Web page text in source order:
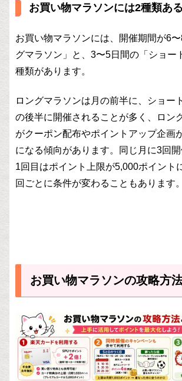
お買い物マラソンには2種類ある
お買い物マラソンには、開催期間が6
グマラソン」と、3〜5日間の「ショー
種類があります。
ロングマラソンは月の前半に、ショー
の後半に開催されることが多く、ロン
がクーポン配布やポイントアップ企画
になる傾向があります。同じ月に3回開
1回目はポイント上限が5,000ポイント
回ごとに条件が変わることもあります。
お買い物マラソンの攻略方